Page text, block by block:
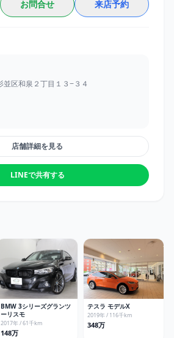
お問合せ 来店予約
並区和泉２丁目１３−３４
店舗詳細を見る
LINEで共有する
BMW 3シリーズグランツ
ーリスモ
2017年 /61千km
148万
テスラ モデルX
2019年 / 116千km
348万